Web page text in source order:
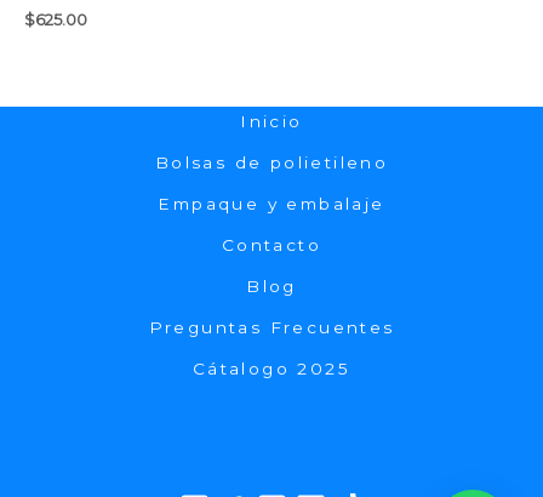
$625.00
Inicio
Bolsas de polietileno
Empaque y embalaje
Contacto
Blog
Preguntas Frecuentes
Cátalogo 2025